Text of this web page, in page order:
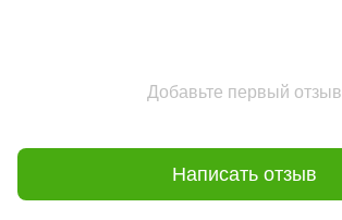
Добавьте первый отзыв
Написать отзыв